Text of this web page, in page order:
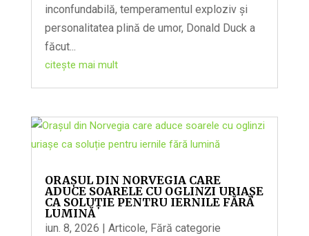
inconfundabilă, temperamentul exploziv și
personalitatea plină de umor, Donald Duck a
făcut...
citește mai mult
ORAȘUL DIN NORVEGIA CARE
ADUCE SOARELE CU OGLINZI URIAȘE
CA SOLUȚIE PENTRU IERNILE FĂRĂ
LUMINĂ
iun. 8, 2026 Articole, Fără categorie